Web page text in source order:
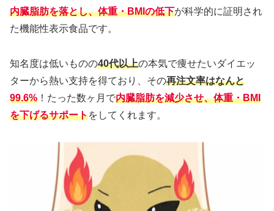
内臓脂肪を落とし、体重・BMIの低下が科学的に証明され
た機能性表示食品です。
知名度は低いものの40代以上の本気で痩せたいダイエッ
ターから熱い支持を得ており、その再注文率はなんと
99.6% ！たった数ヶ月で内臓脂肪を減少させ、体重・BMI
を下げるサポートをしてくれます。